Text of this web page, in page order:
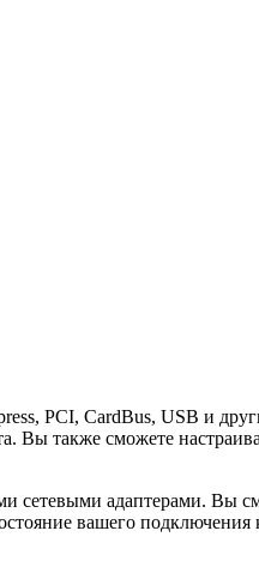
PCI, CardBus, USB и
Вы также сможете
сетевыми адаптерами. Вы
вашего подключения